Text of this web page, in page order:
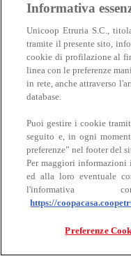
Carne
Bovino
Informativa
Unicoop Etruria S.C.,
tramite il presente sito,
cookie di profilazione al
linea con le preferenze
in rete, anche attraverso
database.
Puoi gestire i cookie
seguito e, in ogni
preferenze” nel footer del
Per maggiori
ed alla loro eventuale
https://
Preferenze